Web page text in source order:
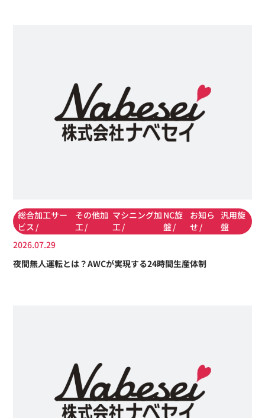
総合加工サー
ビス
その他加
工
マシニング加
工
NC旋
盤
お知ら
せ
汎用旋
盤
2026.07.29
夜間無人運転とは？AWCが実現する24時間生産体制